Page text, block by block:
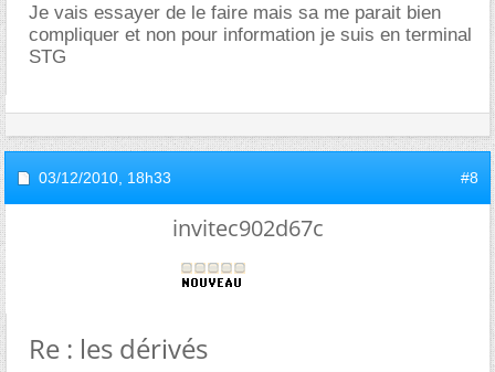
Je vais essayer de le faire mais sa me parait bien
compliquer et non pour information je suis en terminal
STG
03/12/2010, 18h33 #8
invitec902d67c
Re : les dérivés